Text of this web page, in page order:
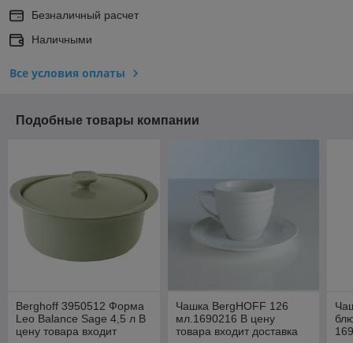
Безналичный расчет
Наличными
Все условия оплаты
Подобные товары компании
Berghoff 3950512 Форма
Leo Balance Sage 4,5 л В
цену товара входит
Чашка BergHOFF 126
мл.1690216 В цену
товара входит доставка